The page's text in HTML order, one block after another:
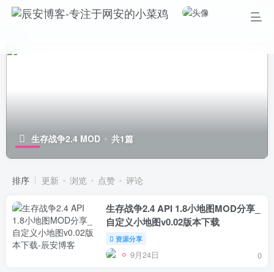
生存战争2.4 MOD 共1篇
排序 更新 浏览 点赞 评论
生存战争2.4 API 1.8小地图MOD分享_
自定义小地图v0.02版本下载
资源分享
9月24日 0